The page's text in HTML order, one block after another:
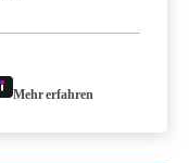
Mehr erfahren